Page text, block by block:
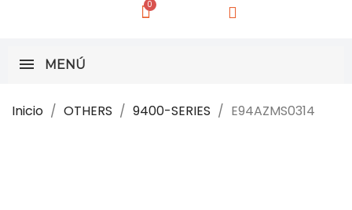
MENÚ
Inicio OTHERS 9400-SERIES E94AZMS0314